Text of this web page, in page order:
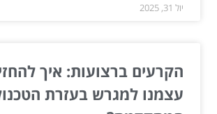
יול 31, 2025
הקרעים ברצועות: איך
עצמנו למגרש בעזרת